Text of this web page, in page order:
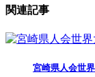
関連記事
宮崎県人会世